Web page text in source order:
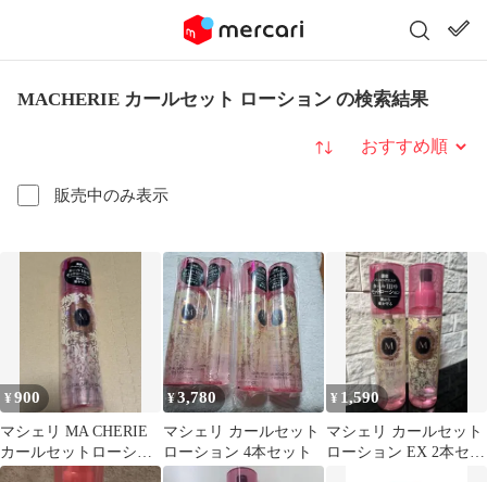
MACHERIE カールセット ローション の検索結果
販売中のみ表示
並び替え
¥900
マシェリ MA CHERIE
カールセットローショ
ン EX 200ml
¥3,780
マシェリ カールセット
ローション 4本セット
¥ 1,590
マシェリ カールセット
ローション EX 2本セッ